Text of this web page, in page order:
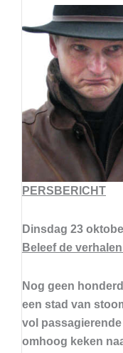
PERSBERICHT
Dinsdag 23
Beleef de
Nog geen
een stad van
vol
omhoog keken